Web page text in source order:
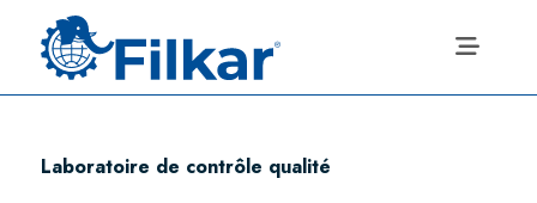
Laboratoire de contrôle qualité